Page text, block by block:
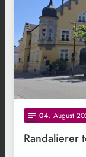
notes 04. August
Randalierer